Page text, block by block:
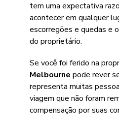
tem uma expectativa
acontecer em qualquer
escorregões e quedas e
do proprietário.
Se você foi ferido na
Melbourne pode rever
representa muitas
viagem que não foram
compensação por suas